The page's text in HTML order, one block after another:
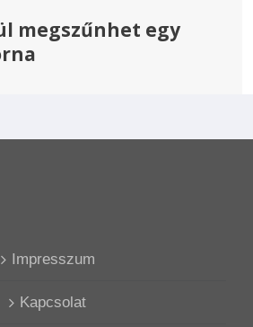
megszűnhet egy
Impresszum
Kapcsolat